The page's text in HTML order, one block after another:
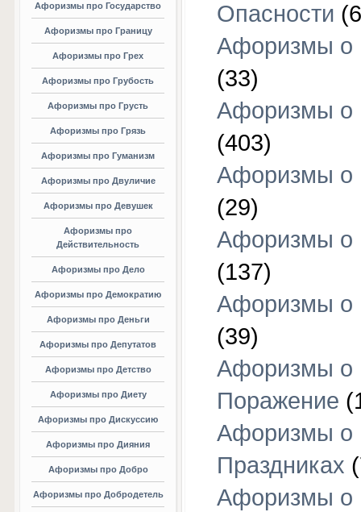
Афоризмы про Государство
Афоризмы про Границу
Афоризмы про Грех
Афоризмы про Грубость
Афоризмы про Грусть
Афоризмы про Грязь
Афоризмы про Гуманизм
Афоризмы про Двуличие
Афоризмы про Девушек
Афоризмы про
Действительность
Афоризмы про Дело
Афоризмы про Демократию
Афоризмы про Деньги
Афоризмы про Депутатов
Афоризмы про Детство
Афоризмы про Диету
Афоризмы про Дискуссию
Афоризмы про Дияния
Афоризмы про Добро
Афоризмы про Добродетель
Опасности
Афоризмы о
(33)
Афоризмы
(403)
Афоризмы о
(29)
Афоризмы о
(137)
Афоризмы о
(39)
Афоризмы о
Поражение
Афоризмы о
Праздниках
Афоризмы о